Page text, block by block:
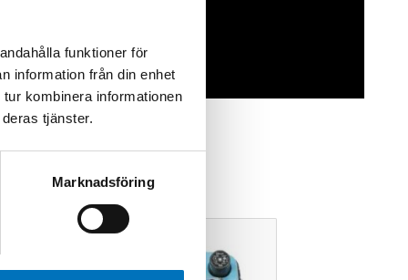
funktioner för
information från din enhet
kombinera informationen
tjänster.
Marknadsföring